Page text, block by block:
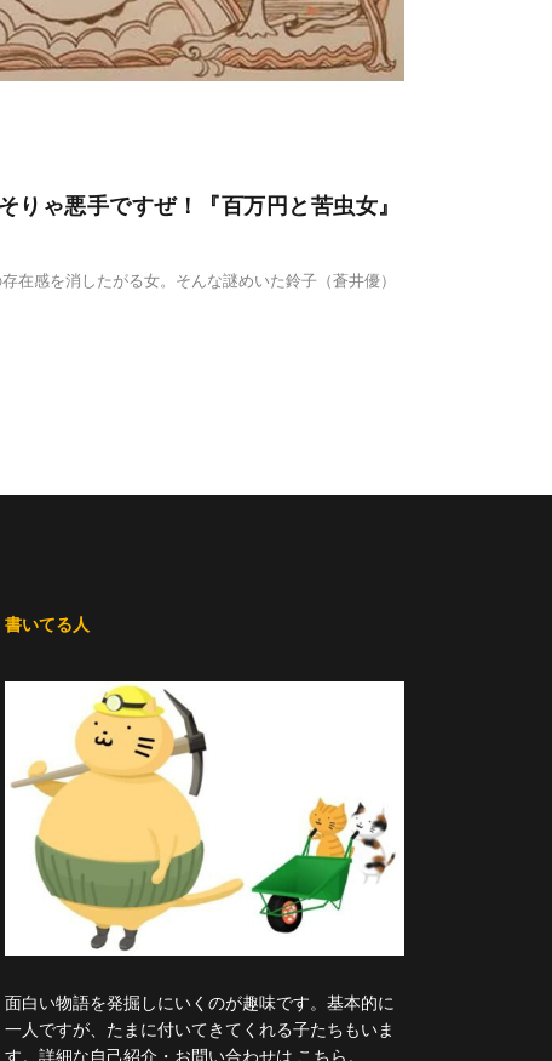
りゃ悪手ですぜ！『百万円と苦虫女』
在感を消したがる女。そんな謎めいた鈴子（蒼井優）
書いてる人
面白い物語を発掘しにいくのが趣味です。基本的に
一人ですが、たまに付いてきてくれる子たちもいま
す。詳細な自己紹介・お問い合わせは こちら 。